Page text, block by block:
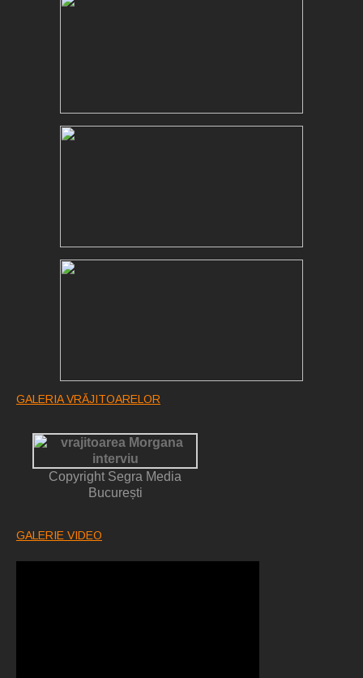
GALERIA VRĂJITOARELOR
Copyright Segra Media
București
GALERIE VIDEO